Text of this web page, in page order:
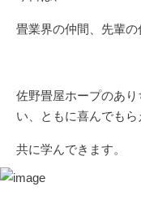
畳業界の仲間、先輩の
佐野畳屋ホープのあ
い、ともに喜んでもら
共に学んできます。